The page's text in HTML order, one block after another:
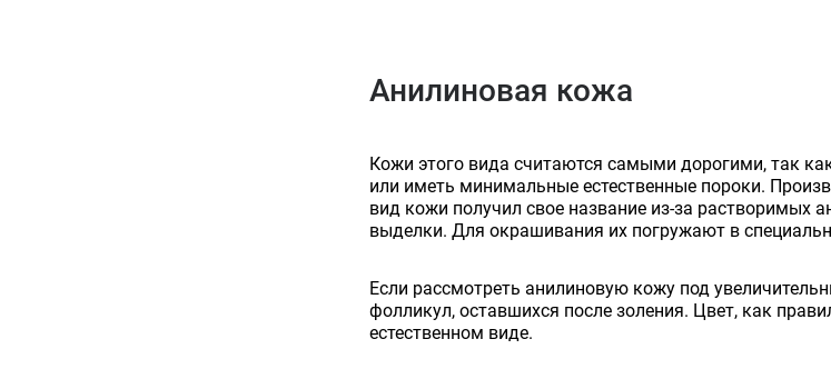
Анилиновая кожа
Кожи этого вида считаются самыми дорогими, так
или иметь минимальные естественные пороки.
вид кожи получил свое название из-за растворимых
выделки. Для окрашивания их погружают в
Если рассмотреть анилиновую кожу под
фолликул, оставшихся после золения. Цвет, как
естественном виде.